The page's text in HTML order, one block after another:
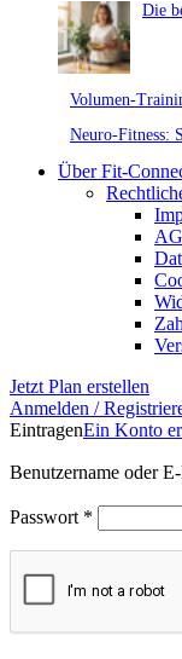
Die
Volumen-
Neuro-Fitness:
Über Fit-
Jetzt Plan erstellen
Anmelden /
EintragenEin Konto
Benutzername oder
Passwort *